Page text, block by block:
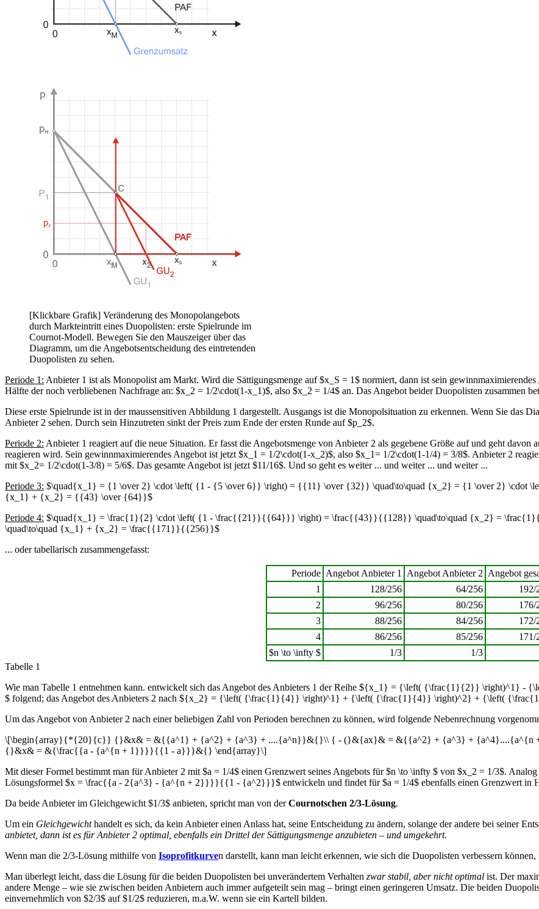
[Klickbare Grafik] Veränderung des Monopolangebots
durch Markteintritt eines Duopolisten: erste Spielrunde im
Cournot-Modell. Bewegen Sie den Mauszeiger über das
Diagramm, um die Angebotsentscheidung des eintretenden
Duopolisten zu sehen.
Periode 1: Anbieter 1 ist als Monopolist am Markt. Wird die Sättigungsmenge auf $x_S = 1$ normiert, dann ist sein
Hälfte der noch verbliebenen Nachfrage an: $x_2 = 1/2\cdot(1-x_1)$, also $x_2 = 1/4$ an. Das Angebot beider Duopolisten zusammen
Diese erste Spielrunde ist in der maussensitiven Abbildung 1 dargestellt. Ausgangs ist die Monopolsituation zu erkennen. Wenn Sie das
Anbieter 2 sehen. Durch sein Hinzutreten sinkt der Preis zum Ende der ersten Runde auf $p_2$.
Periode 2: Anbieter 1 reagiert auf die neue Situation. Er fasst die Angebotsmenge von Anbieter 2 als gegebene Größe auf und geht davon
reagieren wird. Sein gewinnmaximierendes Angebot ist jetzt $x_1 = 1/2\cdot(1-x_2)$, also $x_1= 1/2\cdot(1-1/4) = 3/8$. Anbieter 2
mit $x_2= 1/2\cdot(1-3/8) = 5/6$. Das gesamte Angebot ist jetzt $11/16$. Und so geht es weiter ... und weiter ... und weiter ...
Periode 3: $\quad{x_1} = {1 \over 2} \cdot \left( {1 - {5 \over 6}} \right) = {{11} \over {32}} \quad\to\quad {x_2} = {1 \over 2}
{x_1} + {x_2} = {{43} \over {64}}$
Periode 4: $\quad{x_1} = \frac{1}{2} \cdot \left( {1 - \frac{{21}}{{64}}} \right) = \frac{{43}}{{128}} \quad\to\quad {x_2} =
\quad\to\quad {x_1} + {x_2} = \frac{{171}}{{256}}$
... oder tabellarisch zusammengefasst:
Periode Angebot Anbieter 1 Angebot Anbieter 2 Angebot
1
128/256 64/256
192/
2
96/256 80/256
176/
3
88/256 84/256
172/
4
86/256 85/256
171/
$n \to \infty $
1/3 1/3
Tabelle 1
Wie man Tabelle 1 entnehmen kann. entwickelt sich das Angebot des Anbieters 1 der Reihe ${x_1} = {\left( {\frac{1}{2}}
$ folgend; das Angebot des Anbieters 2 nach ${x_2} = {\left( {\frac{1}{4}} \right)^1} + {\left( {\frac{1}{4}} \right)^2} + {\left(
Um das Angebot von Anbieter 2 nach einer beliebigen Zahl von Perioden berechnen zu können, wird folgende Nebenrechnung
\[\begin{array}{*{20}{c}} {}&x& = &{{a^1} + {a^2} + {a^3} + ....{a^n}}&{}\\ { - (}&{ax}& = &{{a^2} + {a^3} +
{}&x& = &{\frac{{a - {a^{n + 1}}}}{{1 - a}}}&{} \end{array}\]
Mit dieser Formel bestimmt man für Anbieter 2 mit $a = 1/4$ einen Grenzwert seines Angebots für $n \to \infty $ von $x_2 = 1/3$.
Lösungsformel $x = \frac{{a - 2{a^3} - {a^{n + 2}}}}{{1 - {a^2}}}$ entwickeln und findet für $a = 1/4$ ebenfalls einen Grenzwert in
Da beide Anbieter im Gleichgewicht $1/3$ anbieten, spricht man von derCournotschen 2/3-Lösung.
Um ein Gleichgewichthandelt es sich, da kein Anbieter einen Anlass hat, seine Entscheidung zu ändern, solange der andere bei seiner
anbietet, dann ist es für Anbieter 2 optimal, ebenfalls ein Drittel der Sättigungsmenge anzubieten – und umgekehrt.
Wenn man die 2/3-Lösung mithilfe von Isoprofitkurven darstellt, kann man leicht erkennen, wie sich die Duopolisten verbessern können,
Man überlegt leicht, dass die Lösung für die beiden Duopolisten bei unverändertem Verhalten zwar stabil, aber nicht optimal ist. Der
andere Menge – wie sie zwischen beiden Anbietern auch immer aufgeteilt sein mag – bringt einen geringeren Umsatz. Die beiden
einvernehmlich von $2/3$ auf $1/2$ reduzieren, m.a.W. wenn sie ein Kartell bilden.